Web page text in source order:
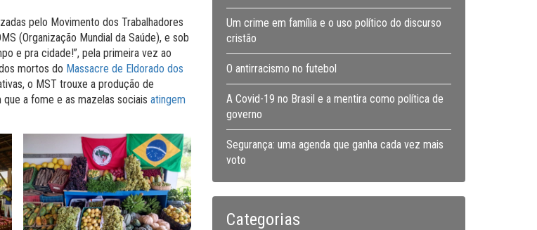
pelo Movimento dos Trabalhadores
(Organização Mundial da Saúde), e sob
e pra cidade!”, pela primeira vez ao
mortos do Massacre de Eldorado dos
o MST trouxe a produção de
a fome e as mazelas sociais atingem
Um crime em família e o uso político do discurso
cristão
O antirracismo no futebol
A Covid-19 no Brasil e a mentira como política de
governo
Segurança: uma agenda que ganha cada vez mais
voto
Categorias